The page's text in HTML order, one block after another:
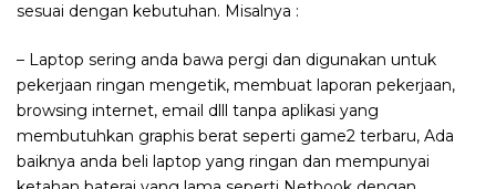
sesuai dengan kebutuhan. Misalnya :
– Laptop sering anda bawa pergi dan digunakan untuk
pekerjaan ringan mengetik, membuat laporan pekerjaan,
browsing internet, email dlll tanpa aplikasi yang
membutuhkan graphis berat seperti game2 terbaru, Ada
baiknya anda beli laptop yang ringan dan mempunyai